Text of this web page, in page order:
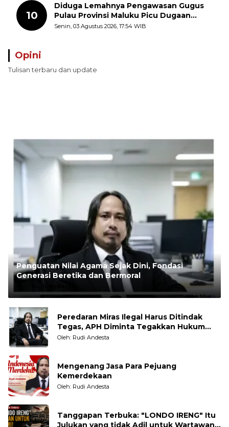
10
Diduga Lemahnya Pengawasan Gugus
Pulau Provinsi Maluku Picu Dugaan
Pungli terhadap Nelayan Bale-Bale di
Senin, 03 Agustus 2026, 17:54 WIB
Opini
Tulisan terbaru dan update
Penguatan Nilai Agama Sejak Dini, Fondasi
Generasi Beretika dan Bermoral
Rudi Andesta
Peredaran Miras Ilegal Harus Ditindak
Tegas, APH Diminta Tegakkan Hukum
Tanpa Pandang Bulu
Oleh: Rudi Andesta
Mengenang Jasa Para Pejuang
Kemerdekaan
Oleh: Rudi Andesta
Tanggapan Terbuka: "LONDO IRENG" Itu
Julukan yang tidak Adil untuk Wartawan,